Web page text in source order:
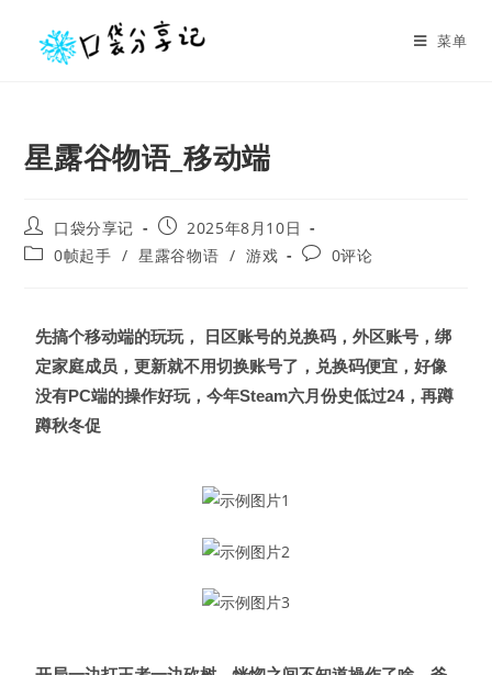
菜单
星露谷物语_移动端
口袋分享记
2025年8月10日
0帧起手 / 星露谷物语 / 游戏 0评论
先搞个移动端的玩玩， 日区账号的兑换码，外区账号，绑
定家庭成员，更新就不用切换账号了，兑换码便宜，好像
没有PC端的操作好玩，今年Steam六月份史低过24，再蹲
蹲秋冬促